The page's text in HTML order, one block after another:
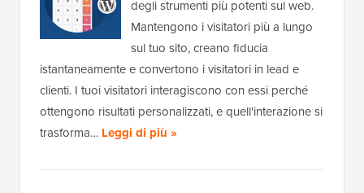
degli strumenti più potenti sul web.
Mantengono i visitatori più a lungo
sul tuo sito, creano fiducia
istantaneamente e convertono i visitatori in lead e
clienti. I tuoi visitatori interagiscono con essi perché
ottengono risultati personalizzati, e quell'interazione si
trasforma… Leggi di più »